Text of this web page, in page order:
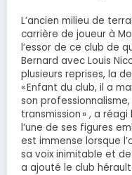
L’ancien milieu de
carrière de joueur à
l’essor de ce club de
Bernard avec Louis
plusieurs reprises, la
« Enfant du club, il a
son
transmission » , a réagi
l’une de ses figures
est immense lorsque
sa voix inimitable et
a ajouté le club